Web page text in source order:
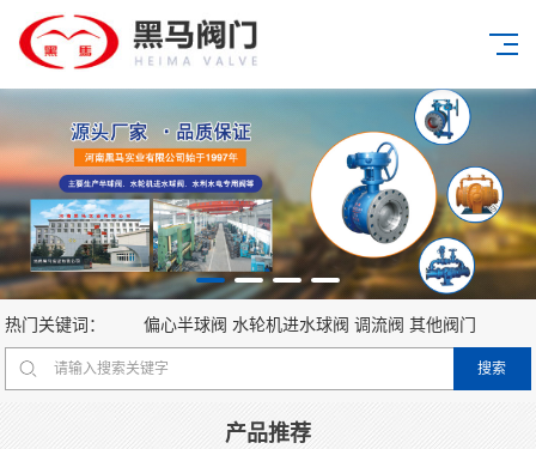
热门关键词：偏心半球阀 水轮机进水球阀 调流阀 其他阀门
产品推荐